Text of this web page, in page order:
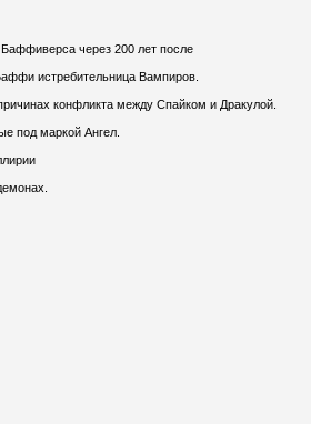
через 200 лет после
истребительница Вампиров.
конфликта между Спайком и Дракулой.
под маркой Ангел.